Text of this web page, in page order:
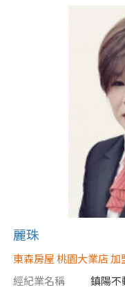
40 年以上
售價
麗珠
東森房屋 桃園大業店 加
經紀業名稱
鎮陽不